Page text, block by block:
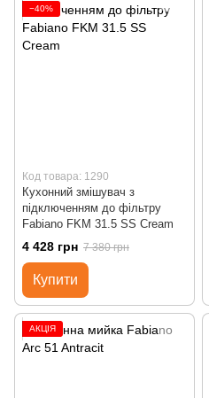
−40%
Код товара: 1290
Кухонний змішувач з
підключенням до фільтру
Fabiano FKM 31.5 SS Cream
4 428 грн 7 380 грн
Купити
АКЦІЯ